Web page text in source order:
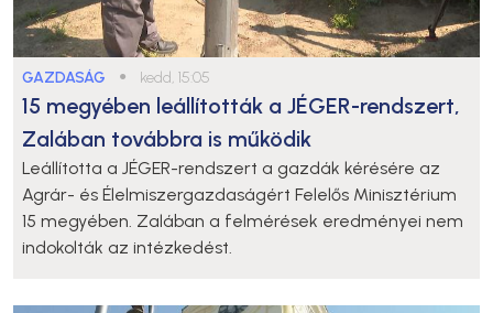
GAZDASÁG ● kedd, 15:05
15 megyében leállították a JÉGER-rendszert,
Zalában továbbra is működik
Leállította a JÉGER-rendszert a gazdák kérésére az
Agrár- és Élelmiszergazdaságért Felelős Minisztérium
15 megyében. Zalában a felmérések eredményei nem
indokolták az intézkedést.